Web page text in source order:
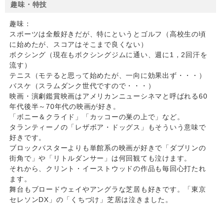
趣味・特技
趣味：
スポーツは全般好きだが、特にというとゴルフ（高校生の頃
に始めたが、スコアはそこまで良くない）
ボクシング（現在もボクシングジムに通い、週に1，2回汗を
流す）
テニス（モテると思って始めたが、一向に効果出ず・・・）
バスケ（スラムダンク世代ですので・・・）
映画・演劇鑑賞映画はアメリカンニューシネマと呼ばれる60
年代後半～70年代の映画が好き。
「ボニー＆クライド」「カッコーの巣の上で」など。
タランティーノの「レザボア・ドッグス」もそういう意味で
好きです。
ブロックバスターよりも単館系の映画が好きで「ダブリンの
街角で」や「リトルダンサー」は何回観ても泣けます。
それから、クリント・イーストウッドの作品も毎回心打たれ
ます。
舞台もブロードウェイやアングラな芝居も好きです。「東京
セレソンDX」の「くちづけ」芝居は泣きました。